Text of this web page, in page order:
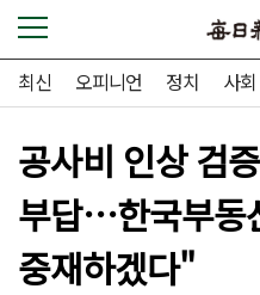
최신 오피니언 정치 사회
공사비 인상 검
부답…한국부동
중재하겠다"